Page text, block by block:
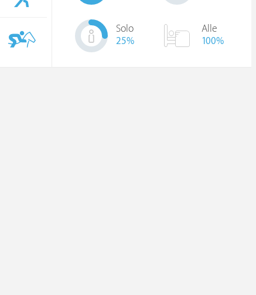
Solo
25%
Alle
100%